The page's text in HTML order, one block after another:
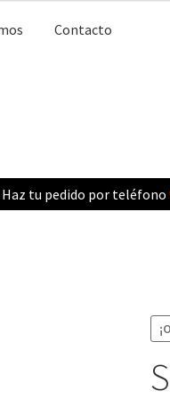
Contacto
Haz tu pedido por teléfono